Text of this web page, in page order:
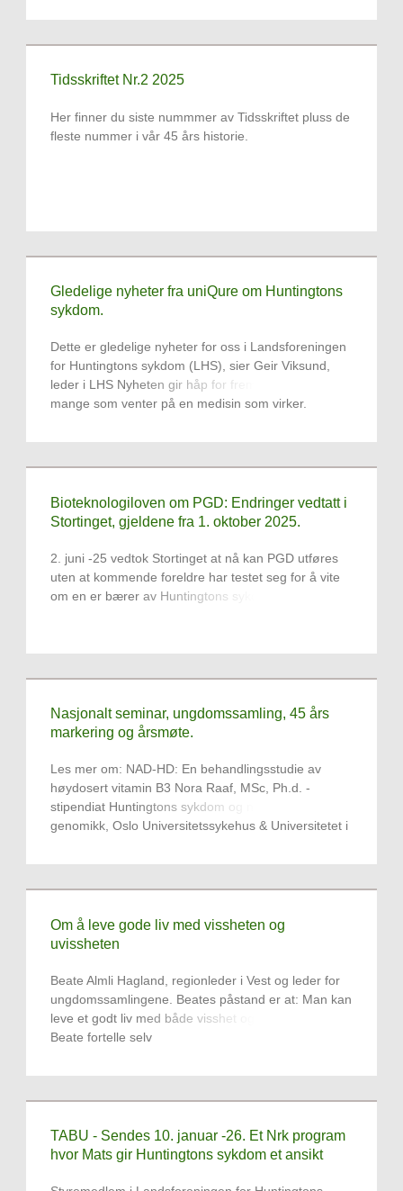
Tidsskriftet Nr.2 2025
Her finner du siste nummmer av Tidsskriftet pluss de
fleste nummer i vår 45 års historie.
Gledelige nyheter fra uniQure om Huntingtons
sykdom.
Dette er gledelige nyheter for oss i Landsforeningen
for Huntingtons sykdom (LHS), sier Geir Viksund,
leder i LHS Nyheten gir håp for fremtiden for de
mange som venter på en medisin som virker.
Bioteknologiloven om PGD: Endringer vedtatt i
Stortinget, gjeldene fra 1. oktober 2025.
2. juni -25 vedtok Stortinget at nå kan PGD utføres
uten at kommende foreldre har testet seg for å vite
om en er bærer av Huntingtons sykdom.
Nasjonalt seminar, ungdomssamling, 45 års
markering og årsmøte.
Les mer om: NAD-HD: En behandlingsstudie av
høydosert vitamin B3 Nora Raaf, MSc, Ph.d. -
stipendiat Huntingtons sykdom og nevrodegenerativ
genomikk, Oslo Universitetssykehus & Universitetet i
Om å leve gode liv med vissheten og
uvissheten
Beate Almli Hagland, regionleder i Vest og leder for
ungdomssamlingene. Beates påstand er at: Man kan
leve et godt liv med både visshet og uvisshet! Hør
Beate fortelle selv
TABU - Sendes 10. januar -26. Et Nrk program
hvor Mats gir Huntingtons sykdom et ansikt